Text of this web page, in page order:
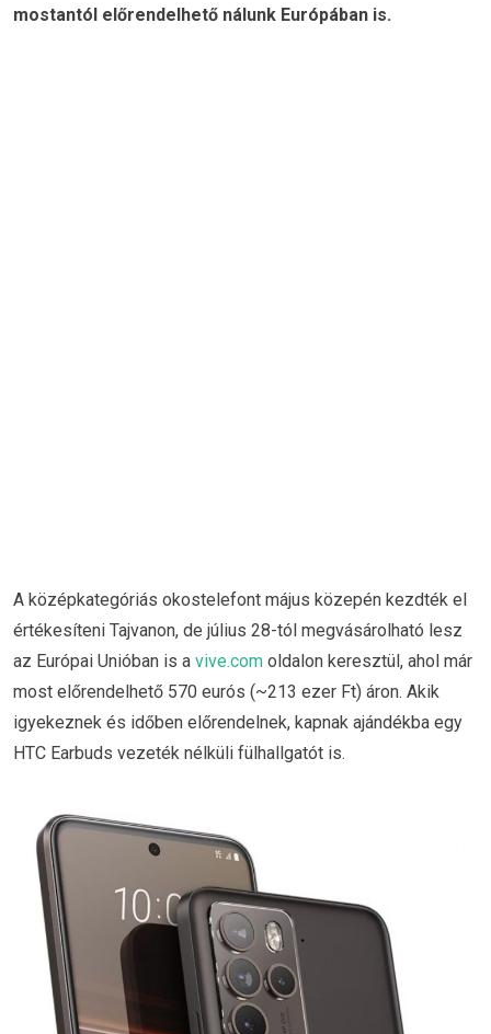
mostantól előrendelhető nálunk Európában is.
A középkategóriás okostelefont május közepén kezdték el
értékesíteni Tajvanon, de július 28-tól megvásárolható lesz
az Európai Unióban is a vive.com oldalon keresztül, ahol már
most előrendelhető 570 eurós (~213 ezer Ft) áron. Akik
igyekeznek és időben előrendelnek, kapnak ajándékba egy
HTC Earbuds vezeték nélküli fülhallgatót is.